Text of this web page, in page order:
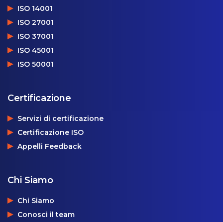
ISO 14001
ISO 27001
ISO 37001
ISO 45001
ISO 50001
Certificazione
Servizi di certificazione
Certificazione ISO
Appelli Feedback
Chi Siamo
Chi Siamo
Conosci il team